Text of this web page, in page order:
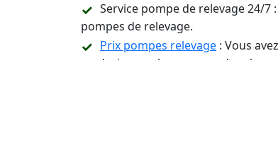
Service pompe de relevage 24/
pompes de relevage.
Prix pompes relevage : Vous
un devis pour les pompes de